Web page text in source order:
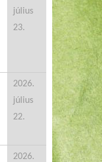
július
23.
2026.
július
22.
2026.